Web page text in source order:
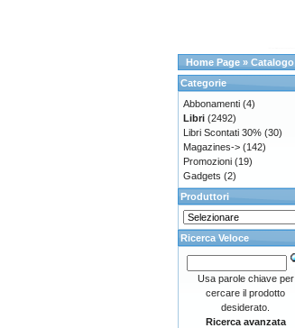
Home Page » Catalogo
Categorie
Abbonamenti (4)
Libri (2492)
Libri Scontati 30% (30)
Magazines-> (142)
Promozioni (19)
Gadgets (2)
Produttori
Ricerca Veloce
Usa parole chiave per
cercare il prodotto
desiderato.
Ricerca avanzata